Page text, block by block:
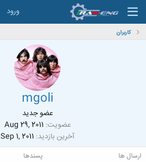
ورود
کاربران
mgoli
عضو جدید
عضویت Aug 29, 2011
آخرین بازدید Sep 1, 2011
ارسال ها پسندها